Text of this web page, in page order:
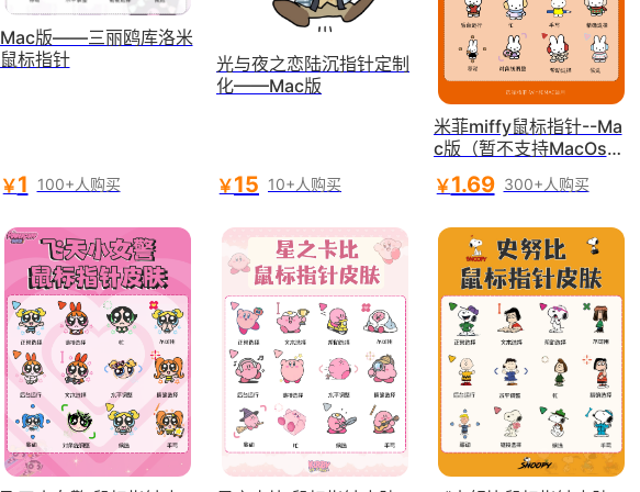
Mac版——三丽鸥库洛米
鼠标指针
￥1 100+人购买
光与夜之恋陆沉指针定制
化——Mac版
￥15 10+人购买
米菲miffy鼠标指针--Ma
c版（暂不支持MacOs26
￥1.69 300+人购买